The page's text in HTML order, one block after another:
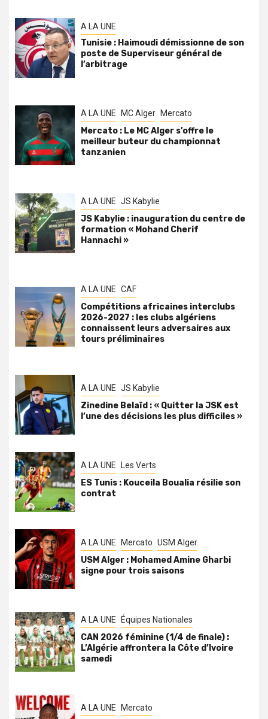
A LA UNE
Tunisie : Haimoudi démissionne de son
poste de Superviseur général de
l’arbitrage
A LA UNE MC Alger Mercato
Mercato : Le MC Alger s’offre le
meilleur buteur du championnat
tanzanien
A LA UNE JS Kabylie
JS Kabylie : inauguration du centre de
formation « Mohand Cherif
Hannachi »
A LA UNE CAF
Compétitions africaines interclubs
2026-2027 : les clubs algériens
connaissent leurs adversaires aux
tours préliminaires
A LA UNE JS Kabylie
Zinedine Belaïd : « Quitter la JSK est
l’une des décisions les plus difficiles »
A LA UNE Les Verts
ES Tunis : Kouceila Boualia résilie son
contrat
A LA UNE Mercato USM Alger
USM Alger : Mohamed Amine Gharbi
signe pour trois saisons
A LA UNE Équipes Nationales
CAN 2026 féminine (1/4 de finale) :
L’Algérie affrontera la Côte d’Ivoire
samedi
A LA UNE Mercato